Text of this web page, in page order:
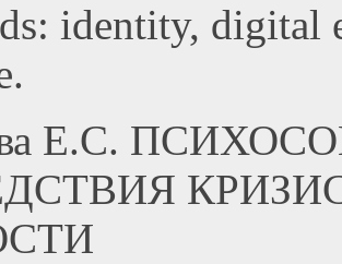
identity, digital
Е.С.